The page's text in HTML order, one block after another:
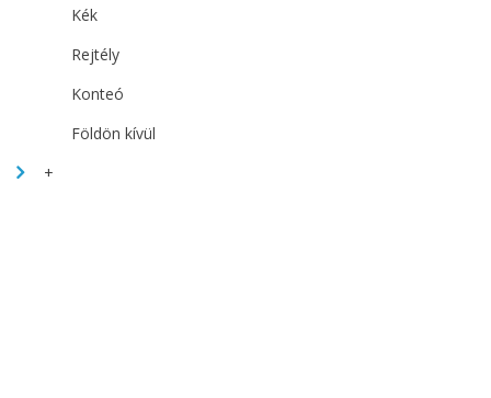
Kék
Rejtély
Konteó
Földön kívül
+